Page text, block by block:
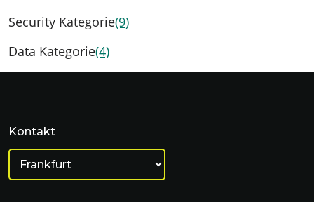
Security Kategorie(9)
Data Kategorie(4)
Kontakt